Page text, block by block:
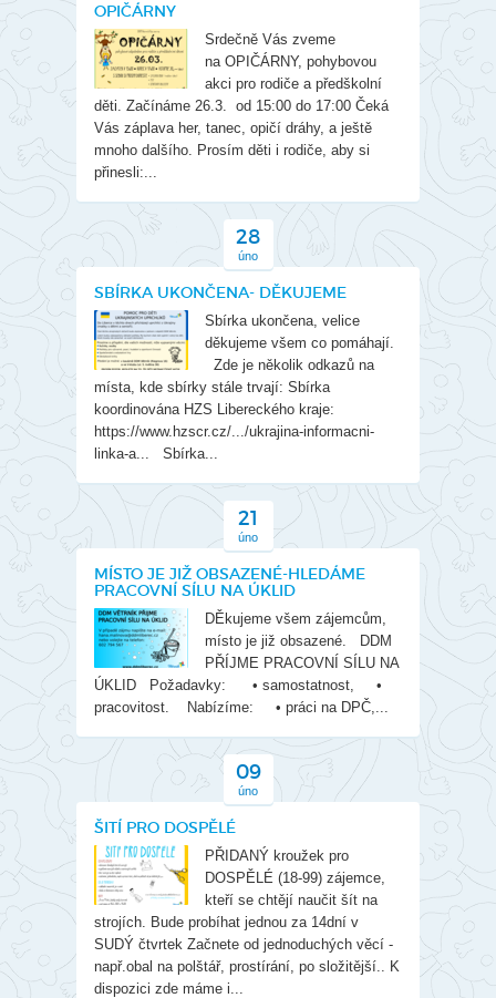
OPIČÁRNY
Srdečně Vás zveme
na OPIČÁRNY, pohybovou
akci pro rodiče a předškolní
děti. Začínáme 26.3. od 15:00 do 17:00 Čeká
Vás záplava her, tanec, opičí dráhy, a ještě
mnoho dalšího. Prosím děti i rodiče, aby si
přinesli:...
28
úno
SBÍRKA UKONČENA- DĚKUJEME
Sbírka ukončena, velice
děkujeme všem co pomáhají.
Zde je několik odkazů na
místa, kde sbírky stále trvají: Sbírka
koordinována HZS Libereckého kraje:
https://www.hzscr.cz/.../ukrajina-informacni-
linka-a... Sbírka...
21
úno
MÍSTO JE JIŽ OBSAZENÉ-HLEDÁME
PRACOVNÍ SÍLU NA ÚKLID
DĚkujeme všem zájemcům,
místo je již obsazené. DDM
PŘÍJME PRACOVNÍ SÍLU NA
ÚKLID Požadavky: • samostatnost, •
pracovitost. Nabízíme: • práci na DPČ,...
09
úno
ŠITÍ PRO DOSPĚLÉ
PŘIDANÝ kroužek pro
DOSPĚLÉ (18-99) zájemce,
kteří se chtějí naučit šít na
strojích. Bude probíhat jednou za 14dní v
SUDÝ čtvrtek Začnete od jednoduchých věcí -
např.obal na polštář, prostírání, po složitější.. K
dispozici zde máme i...